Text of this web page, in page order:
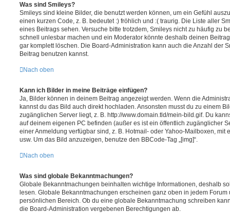
Was sind Smileys?
Smileys sind kleine Bilder, die benutzt werden können, um ein Gefühl
einen kurzen Code, z. B. bedeutet :) fröhlich und :( traurig. Die Liste aller
eines Beitrags sehen. Versuche bitte trotzdem, Smileys nicht zu häufig zu
schnell unlesbar machen und ein Moderator könnte deshalb deinen
gar komplett löschen. Die Board-Administration kann auch die Anzahl der
Beitrag benutzen kannst.
Nach oben
Kann ich Bilder in meine Beiträge einfügen?
Ja, Bilder können in deinem Beitrag angezeigt werden. Wenn die
kannst du das Bild auch direkt hochladen. Ansonsten musst du zu einem
zugänglichen Server liegt, z. B. http://www.domain.tld/mein-bild.gif. Du
auf deinem eigenen PC befinden (außer es ist ein öffentlich zugänglicher
einer Anmeldung verfügbar sind, z. B. Hotmail- oder Yahoo-Mailboxen, mit
usw. Um das Bild anzuzeigen, benutze den BBCode-Tag „[img]“.
Nach oben
Was sind globale Bekanntmachungen?
Globale Bekanntmachungen beinhalten wichtige Informationen, deshalb
lesen. Globale Bekanntmachungen erscheinen ganz oben in jedem
persönlichen Bereich. Ob du eine globale Bekanntmachung schreiben
die Board-Administration vergebenen Berechtigungen ab.